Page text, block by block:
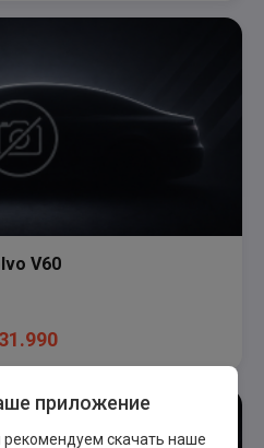
V60
31.990
приложение
скачать наше